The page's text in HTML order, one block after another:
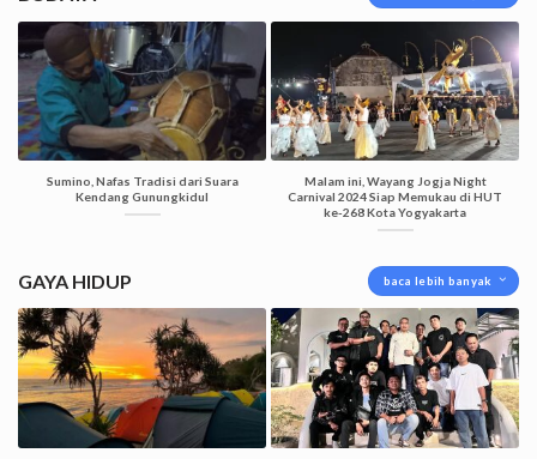
Sumino, Nafas Tradisi dari Suara
Kendang Gunungkidul
Malam ini, Wayang Jogja Night
Carnival 2024 Siap Memukau di HUT
ke-268 Kota Yogyakarta
GAYA HIDUP baca lebih banyak